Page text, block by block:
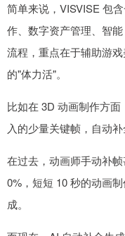
简单来说，VISVISE 包
作、数字资产管理、智
流程，重点在于辅助游
的"体力活"。
比如在 3D 动画制作方
入的少量关键帧，自动
在过去，动画师手动补
0%，短短 10 秒的动画
成。